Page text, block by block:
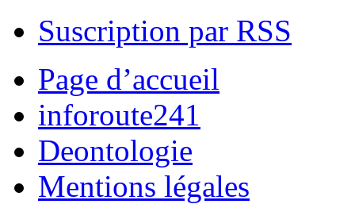
Suscription par RSS
Page d’accueil
inforoute241
Deontologie
Mentions légales